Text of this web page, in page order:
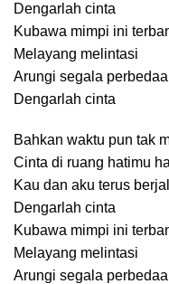
Dengarlah cinta
Kubawa mimpi ini
Melayang melintasi
Arungi segala
Dengarlah cinta
Bahkan waktu pun tak
Cinta di ruang hatimu
Kau dan aku terus
Dengarlah cinta
Kubawa mimpi ini
Melayang melintasi
Arungi segala